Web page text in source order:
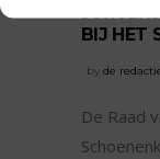
BIJ HET
by de
De Raad